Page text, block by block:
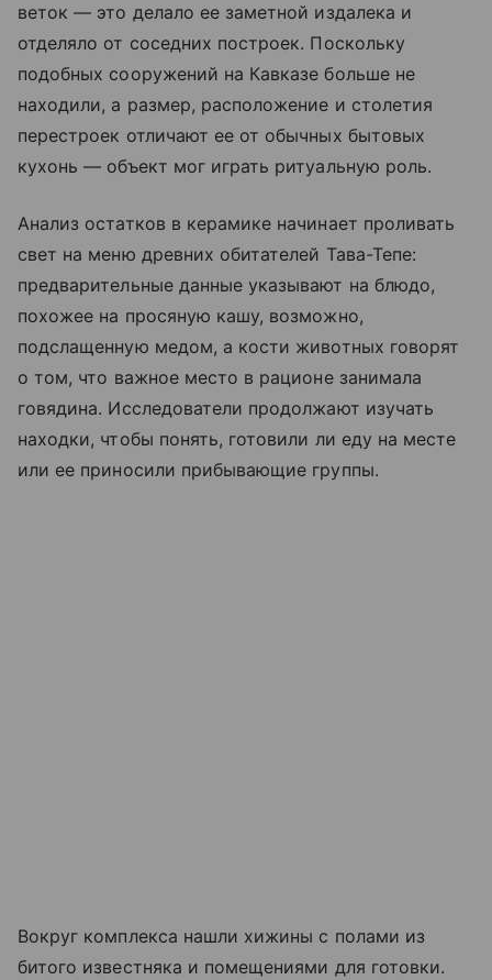
веток — это делало ее заметной издалека и
отделяло от соседних построек. Поскольку
подобных сооружений на Кавказе больше не
находили, а размер, расположение и столетия
перестроек отличают ее от обычных бытовых
кухонь — объект мог играть ритуальную роль.
Анализ остатков в керамике начинает проливать
свет на меню древних обитателей Тава-Тепе:
предварительные данные указывают на блюдо,
похожее на просяную кашу, возможно,
подслащенную медом, а кости животных говорят
о том, что важное место в рационе занимала
говядина. Исследователи продолжают изучать
находки, чтобы понять, готовили ли еду на месте
или ее приносили прибывающие группы.
Вокруг комплекса нашли хижины с полами из
битого известняка и помещениями для готовки.